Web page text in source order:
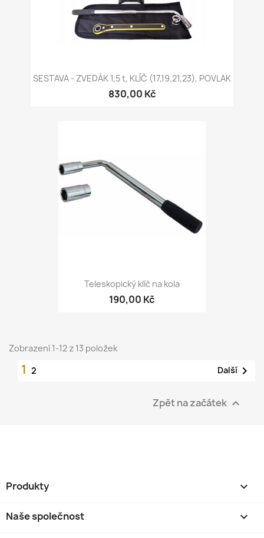
SESTAVA - ZVEDÁK 1,5 t, KLÍČ (17,19,21,23), POVLAK
830,00 Kč
Teleskopický klíč na kola
190,00 Kč
Zobrazení 1-12 z 13 položek
1 2 Další 
Zpět na začátek 
Produkty 
Naše společnost 